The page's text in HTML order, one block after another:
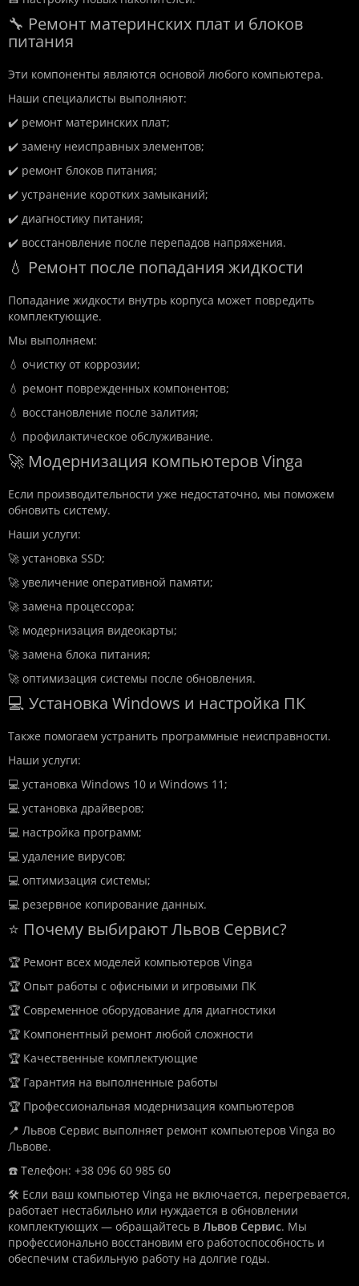
🔧 Ремонт материнских плат и блоков
питания
Эти компоненты являются основой любого компьютера.
Наши специалисты выполняют:
✔️ ремонт материнских плат;
✔️ замену неисправных элементов;
✔️ ремонт блоков питания;
✔️ устранение коротких замыканий;
✔️ диагностику питания;
✔️ восстановление после перепадов напряжения.
💧 Ремонт после попадания жидкости
Попадание жидкости внутрь корпуса может повредить
комплектующие.
Мы выполняем:
💧 очистку от коррозии;
💧 ремонт поврежденных компонентов;
💧 восстановление после залития;
💧 профилактическое обслуживание.
🚀 Модернизация компьютеров Vinga
Если производительности уже недостаточно, мы поможем
обновить систему.
Наши услуги:
🚀 установка SSD;
🚀 увеличение оперативной памяти;
🚀 замена процессора;
🚀 модернизация видеокарты;
🚀 замена блока питания;
🚀 оптимизация системы после обновления.
💻 Установка Windows и настройка ПК
Также помогаем устранить программные неисправности.
Наши услуги:
💻 установка Windows 10 и Windows 11;
💻 установка драйверов;
💻 настройка программ;
💻 удаление вирусов;
💻 оптимизация системы;
💻 резервное копирование данных.
⭐ Почему выбирают Львов Сервис?
🏆 Ремонт всех моделей компьютеров Vinga
🏆 Опыт работы с офисными и игровыми ПК
🏆 Современное оборудование для диагностики
🏆 Компонентный ремонт любой сложности
🏆 Качественные комплектующие
🏆 Гарантия на выполненные работы
🏆 Профессиональная модернизация компьютеров
📍 Львов Сервис выполняет ремонт компьютеров Vinga во
Львове.
☎️ Телефон: +38 096 60 985 60
🛠️ Если ваш компьютер Vinga не включается, перегревается,
работает нестабильно или нуждается в обновлении
комплектующих — обращайтесь в Львов Сервис. Мы
профессионально восстановим его работоспособность и
обеспечим стабильную работу на долгие годы.